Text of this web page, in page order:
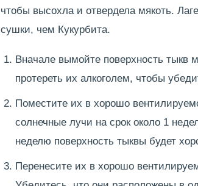
чтобы высохла и отвердела мякоть.
сушки, чем Кукурбита.
Вначале вымойте поверхность тыкв
протереть их алкоголем, чтобы
Поместите их в хорошо
солнечные лучи на срок около 1
неделю поверхность тыквы будет
Перенесите их в хорошо